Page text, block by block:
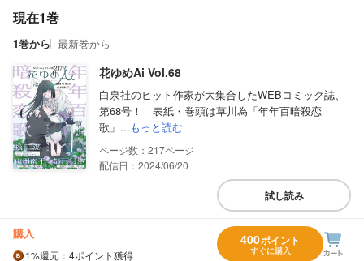
現在1巻
1巻から 最新巻から
花ゆめAi Vol.68
白泉社のヒット作家が大集合したWEBコミック誌、
第68号！ 表紙・巻頭は草川為「年年百暗殺恋
歌」...もっと読む
217
配信日：2024/06/20
試し読み
購入
1%還元 ：4ポイント獲得
400ポイント
すぐに購入